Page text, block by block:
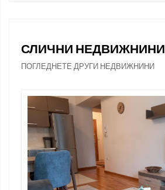
СЛИЧНИ НЕДВИЖНИНИ
ПОГЛЕДНЕТЕ ДРУГИ НЕДВИЖНИНИ